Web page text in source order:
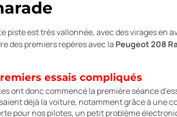
est très vallonnée, avec des virages en
des premiers repères avec la Peugeot 208
essais compliqués
ont donc commencé la première séance
déjà la voiture, notamment grâce à une
pour nos pilotes, un petit problème